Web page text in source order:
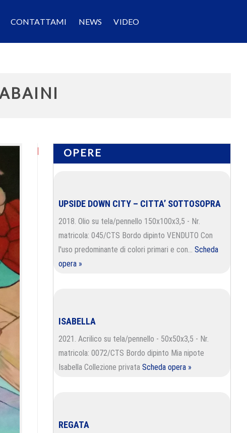
CONTATTAMI NEWS VIDEO
OPERE
UPSIDE DOWN CITY – CITTA’ SOTTOSOPRA
2018. Olio su tela/pennello 150x100x3,5 - Nr.
matricola: 045/CTS Bordo dipinto VENDUTO Con
l'uso predominante di colori primari e con… Scheda
opera »
ISABELLA
2021. Acrilico su tela/pennello - 50x50x3,5 - Nr.
matricola: 0072/CTS Bordo dipinto Mia nipote
Isabella Collezione privata Scheda opera »
REGATA